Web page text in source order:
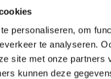
personaliseren, om
te analyseren.
site met onze partners
kunnen deze
en
daarmee een